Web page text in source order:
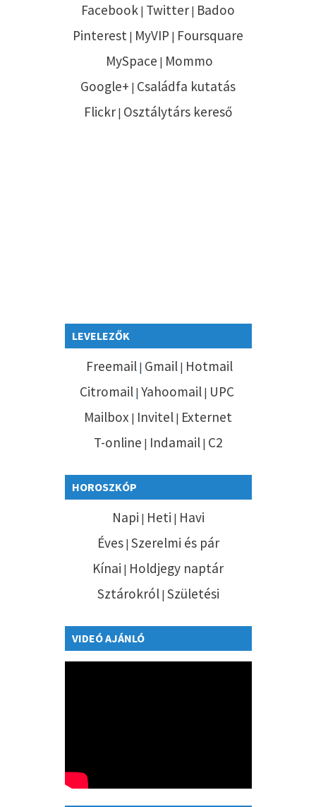
Facebook | Twitter | Badoo
Pinterest | MyVIP | Foursquare
MySpace | Mommo
Google+ | Családfa kutatás
Flickr | Osztálytárs kereső
LEVELEZŐK
Freemail| Gmail | Hotmail
Citromail | Yahoomail | UPC
Mailbox | Invitel | Externet
T-online | Indamail| C2
HOROSZKÓP
Napi | Heti | Havi
Éves| Szerelmi és pár
Kínai | Holdjegy naptár
Sztárokról| Születési
VIDEÓ AJÁNLÓ